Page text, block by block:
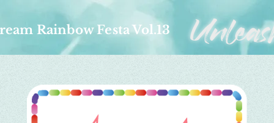
Rainbow Festa Vol.13